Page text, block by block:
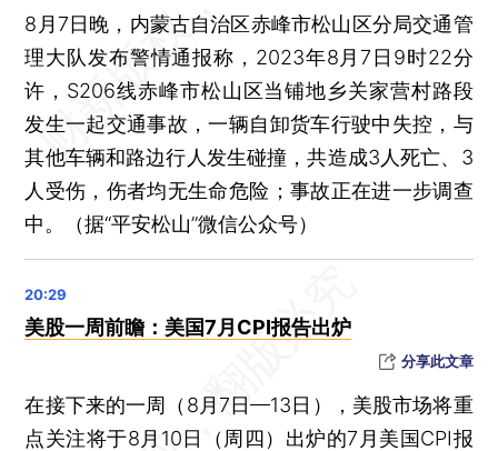
印度实施电脑进口管制 能否加速印度制造？
8月7日晚，内蒙古自治区赤峰市松山区分局交通管
理大队发布警情通报称，2023年8月7日9时22分
许，S206线赤峰市松山区当铺地乡关家营村路段
发生一起交通事故，一辆自卸货车行驶中失控，与
其他车辆和路边行人发生碰撞，共造成3人死亡、3
人受伤，伤者均无生命危险；事故正在进一步调查
中。（据“平安松山”微信公众号）
美股一周前瞻：美国7月CPI报告出炉
分享此文章
在接下来的一周（8月7日—13日），美股市场将重
点关注将于8月10日（周四）出炉的7月美国CPI报